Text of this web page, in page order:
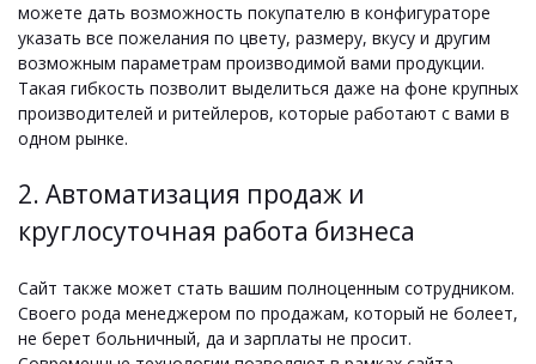
можете дать возможность покупателю в конфигураторе
указать все пожелания по цвету, размеру, вкусу и другим
возможным параметрам производимой вами продукции.
Такая гибкость позволит выделиться даже на фоне крупных
производителей и ритейлеров, которые работают с вами в
одном рынке.
2. Автоматизация продаж и
круглосуточная работа бизнеса
Сайт также может стать вашим полноценным сотрудником.
Своего рода менеджером по продажам, который не болеет,
не берет больничный, да и зарплаты не просит.